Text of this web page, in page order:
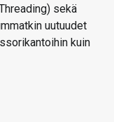
sekä
uutuudet
kuin